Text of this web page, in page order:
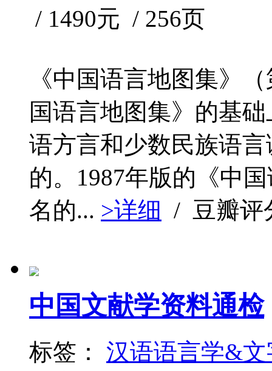
/ 1490元 / 256页
《中国语言地图集》
国语言地图集》的基
语方言和少数民族语
的。1987年版的《中
名的... >详细 / 豆瓣
中国文献学资料通检
标签： 汉语语言学&